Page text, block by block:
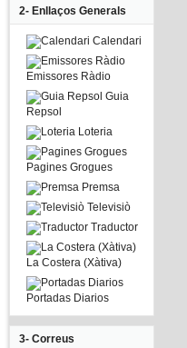
2- Enllaços Generals
Calendari
Emissores Ràdio
Guia
Repsol
Loteria
Pagines Grogues
Premsa
Televisiò
Traductor
La Costera (Xàtiva)
Portadas Diarios
3- Correus